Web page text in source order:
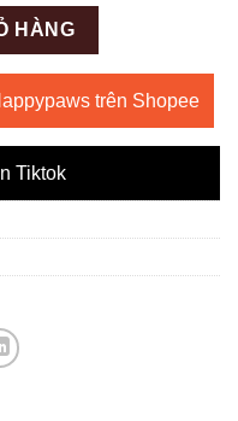
HÀNG
trên Shopee
Tiktok